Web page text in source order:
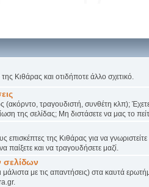
Κιθάρας και οτιδήποτε άλλο σχετικό.
(ακόρντο, τραγουδιστή, συνθέτη κλπ);
της σελίδας; Μη διστάσετε να μας το
επισκέπτες της Κιθάρας για να
παίξετε και να τραγουδήσετε μαζί.
σελίδων
μάλιστα με τις απαντήσεις) στα καυτά